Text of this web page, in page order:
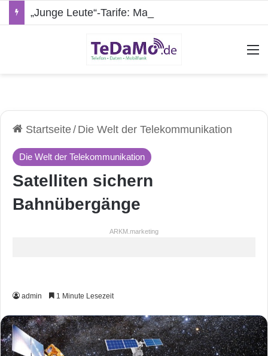
Startseite/ Die Welt der Telekommunikation
Die Welt der Telekommunikation
Satelliten sichern
Bahnübergänge
ARKM.marketing
admin 1 Minute Lesezeit